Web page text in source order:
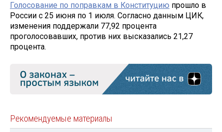
Голосование по поправкам в Конституцию прошло в
России с 25 июня по 1 июля. Согласно данным ЦИК,
изменения поддержали 77,92 процента
проголосовавших, против них высказались 21,27
процента.
Рекомендуемые материалы